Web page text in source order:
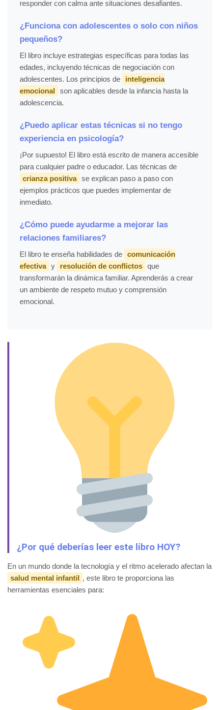
responder con calma ante situaciones desafiantes.
¿Funciona con adolescentes o solo con niños
pequeños?
El libro incluye estrategias específicas para todas las
edades, incluyendo técnicas de negociación con
adolescentes. Los principios de
inteligencia
emocional
son aplicables desde la infancia hasta la
adolescencia.
¿Puedo aplicar estas técnicas si no tengo
experiencia en psicología?
¡Por supuesto! El libro está escrito de manera accesible
para cualquier padre o educador. Las técnicas de
crianza positiva se explican paso a paso con
ejemplos prácticos que puedes implementar de
inmediato.
¿Cómo puede ayudarme a mejorar las
relaciones familiares?
El libro te enseña habilidades de comunicación
efectiva y resolución de conflictos que
transformarán la dinámica familiar. Aprenderás a crear
un ambiente de respeto mutuo y comprensión
emocional.
¿Por qué deberías leer este libro HOY?
En un mundo donde la tecnología y el ritmo acelerado afectan la
salud mental infantil , este libro te proporciona las
herramientas esenciales para: